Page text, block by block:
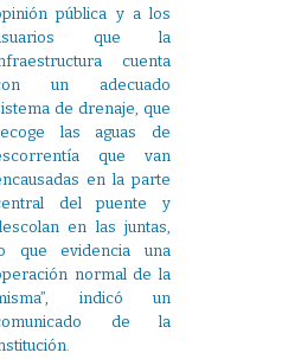
pública y a los
que la
cuenta
un adecuado
de drenaje, que
las aguas de
que van
en la parte
del puente y
en las juntas,
que evidencia una
normal de la
indicó un
de la